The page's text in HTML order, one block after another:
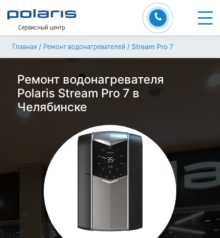
Сервисный центр
Главная / Ремонт водонагревателей / Stream Pro 7
Ремонт водонагревателя
Polaris Stream Pro 7 в
Челябинске